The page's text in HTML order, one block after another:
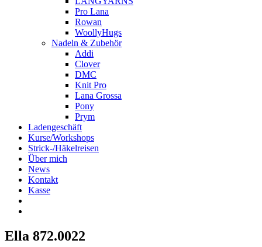
Pro Lana
Rowan
WoollyHugs
Nadeln & Zubehör
Addi
Clover
DMC
Knit Pro
Lana Grossa
Pony
Prym
Ladengeschäft
Kurse/Workshops
Strick-/Häkelreisen
Über mich
News
Kontakt
Kasse
Ella 872.0022